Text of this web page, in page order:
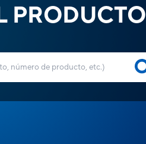
PRODUCTO